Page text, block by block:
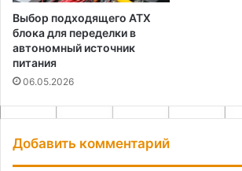
Выбор подходящего ATX
блока для переделки в
автономный источник
питания
06.05.2026
Добавить комментарий